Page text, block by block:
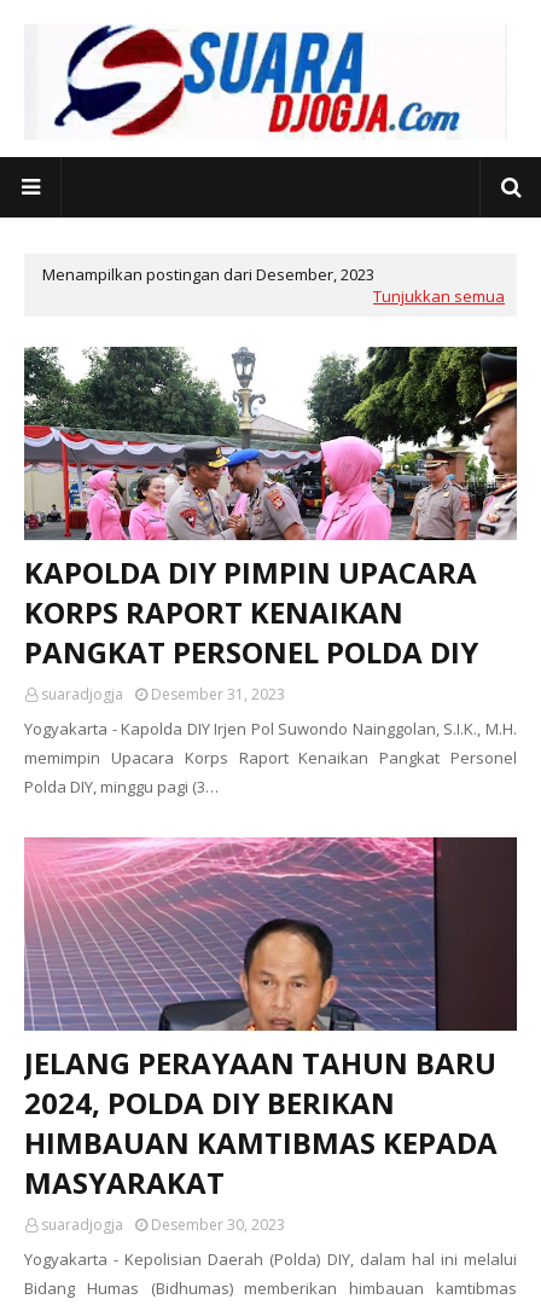
Menampilkan postingan dari Desember, 2023
Tunjukkan semua
KAPOLDA DIY PIMPIN UPACARA
KORPS RAPORT KENAIKAN
PANGKAT PERSONEL POLDA DIY
suaradjogja Desember 31, 2023
Yogyakarta - Kapolda DIY Irjen Pol Suwondo Nainggolan, S.I.K., M.H.
memimpin Upacara Korps Raport Kenaikan Pangkat Personel
Polda DIY, minggu pagi (3…
JELANG PERAYAAN TAHUN BARU
2024, POLDA DIY BERIKAN
HIMBAUAN KAMTIBMAS KEPADA
MASYARAKAT
suaradjogja Desember 30, 2023
Yogyakarta - Kepolisian Daerah (Polda) DIY, dalam hal ini melalui
Bidang Humas (Bidhumas) memberikan himbauan kamtibmas